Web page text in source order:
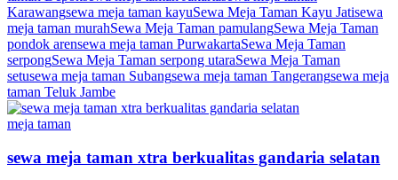
Karawangsewa meja taman kayuSewa Meja Taman Kayu Jatisewa
meja taman murahSewa Meja Taman pamulangSewa Meja Taman
pondok arensewa meja taman PurwakartaSewa Meja Taman
serpongSewa Meja Taman serpong utaraSewa Meja Taman
setusewa meja taman Subangsewa meja taman Tangerangsewa meja
taman Teluk Jambe
meja taman
sewa meja taman xtra berkualitas gandaria selatan